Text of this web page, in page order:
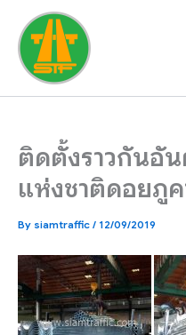
content
ติดตั้งราวกันอั
แห่งชาติดอยภู
By siamtraffic / 12/09/2019